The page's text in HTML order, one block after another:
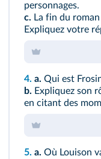
personnages.
c. La fin du
Expliquez votre
4. a. Qui est
b. Expliquez son
en citant des
5. a. Où Louison